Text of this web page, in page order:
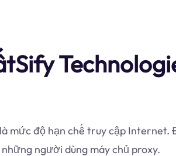
mức độ hạn chế truy cập Internet.
người dùng máy chủ proxy.